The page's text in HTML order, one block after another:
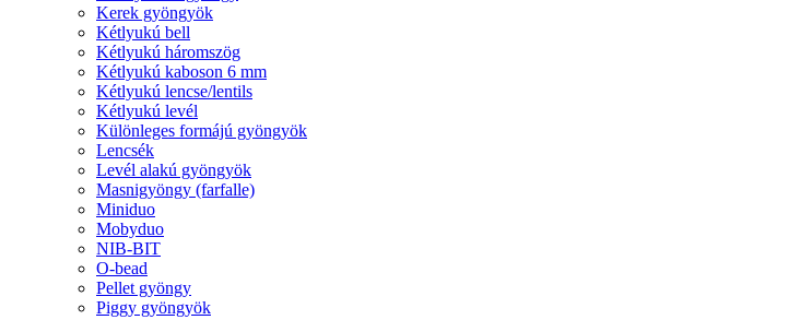
Kerek gyöngyök
Kétlyukú bell
Kétlyukú háromszög
Kétlyukú kaboson 6 mm
Kétlyukú lencse/lentils
Kétlyukú levél
Különleges formájú gyöngyök
Lencsék
Levél alakú gyöngyök
Masnigyöngy (farfalle)
Miniduo
Mobyduo
NIB-BIT
O-bead
Pellet gyöngy
Piggy gyöngyök